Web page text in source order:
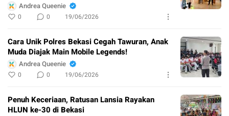
Andrea Queenie
0 0 19/06/2026
Cara Unik Polres Bekasi Cegah Tawuran, Anak
Muda Diajak Main Mobile Legends!
Andrea Queenie
0 0 19/06/2026
Penuh Keceriaan, Ratusan Lansia Rayakan
HLUN ke-30 di Bekasi